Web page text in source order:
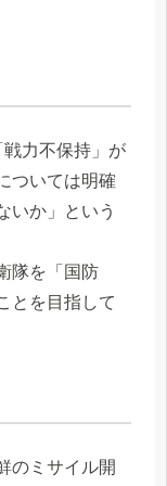
力不保持」が
ついては明確
いか」という
隊を「国防
とを目指して
のミサイル開